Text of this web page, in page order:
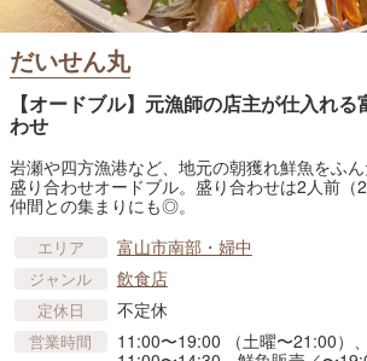
だいせん丸
【オードブル】元漁師の店主が仕入れ
わせ
岩瀬や四方漁港など、地元の朝獲れ鮮魚をふ
盛り合わせオードブル。盛り合わせは2人前（
仲間との集まりにも◎。
エリア 富山市南部・婦中
ジャンル 飲食店
定休日 不定休
営業時間
11:00〜19:00 （土曜〜21:00）